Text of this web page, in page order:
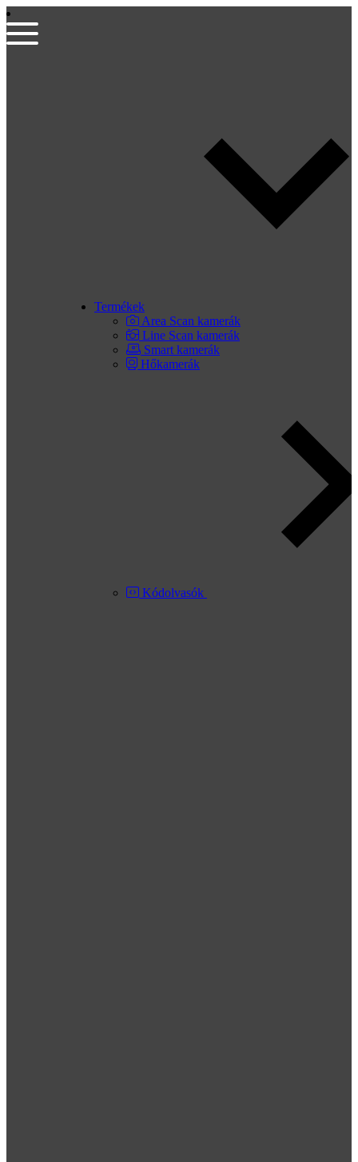
Termékek
Area Scan kamerák
Line Scan kamerák
Smart kamerák
Hőkamerák
Kódolvasók